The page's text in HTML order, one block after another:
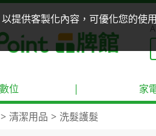
提供客製化內容，可優化您的使
位 | 家
清潔用品 洗髮護髮